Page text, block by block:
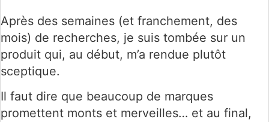
Après des semaines (et franchement, des
mois) de recherches, je suis tombée sur un
produit qui, au début, m’a rendue plutôt
sceptique.
Il faut dire que beaucoup de marques
promettent monts et merveilles… et au final,